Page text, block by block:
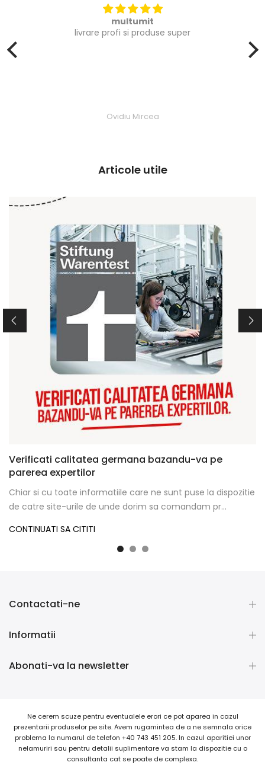
multumit
livrare profi si produse super
Ovidiu Mircea
Articole utile
Verificati calitatea germana bazandu-va pe
parerea expertilor
Chiar si cu toate informatiile care ne sunt puse la dispozitie
de catre site-urile de unde dorim sa comandam pr...
CONTINUATI SA CITITI
Contactati-ne
Informatii
Abonati-va la newsletter
Ne cerem scuze pentru eventualele erori ce pot aparea in cazul
prezentarii produselor pe site. Avem rugamintea de a ne semnala orice
problema la numarul de telefon +40 743 451 205. In cazul aparitiei unor
nelamuriri sau pentru detalii suplimentare va stam la dispozitie cu o
consultanta cat se poate de complexa.